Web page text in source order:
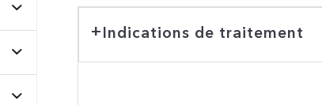
Indications de traitement